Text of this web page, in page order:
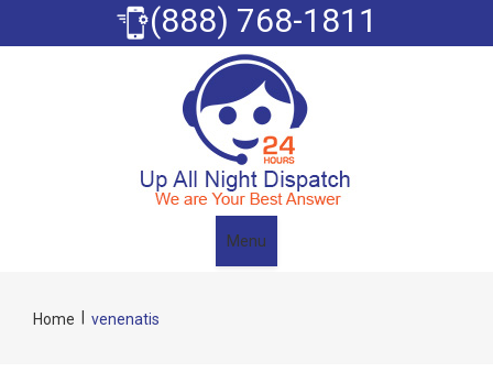
(888) 768-1811
Menu
Home venenatis